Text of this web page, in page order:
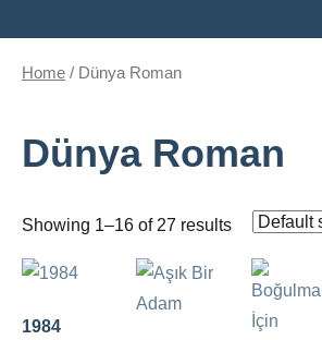
Home / Dünya Roman
Dünya Roman
Showing 1–16 of 27 results
1984